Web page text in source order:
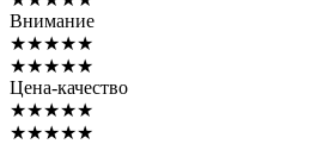
Внимание
★★★★★
★★★★★
Цена-качество
★★★★★
★★★★★